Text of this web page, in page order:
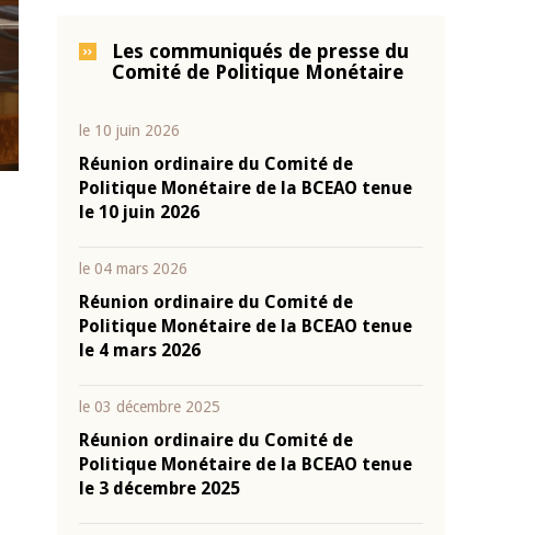
Les communiqués de presse du
Comité de Politique Monétaire
le 10 juin 2026
Réunion ordinaire du Comité de
Politique Monétaire de la BCEAO tenue
le 10 juin 2026
le 04 mars 2026
Réunion ordinaire du Comité de
Politique Monétaire de la BCEAO tenue
le 4 mars 2026
le 03 décembre 2025
Réunion ordinaire du Comité de
Politique Monétaire de la BCEAO tenue
le 3 décembre 2025